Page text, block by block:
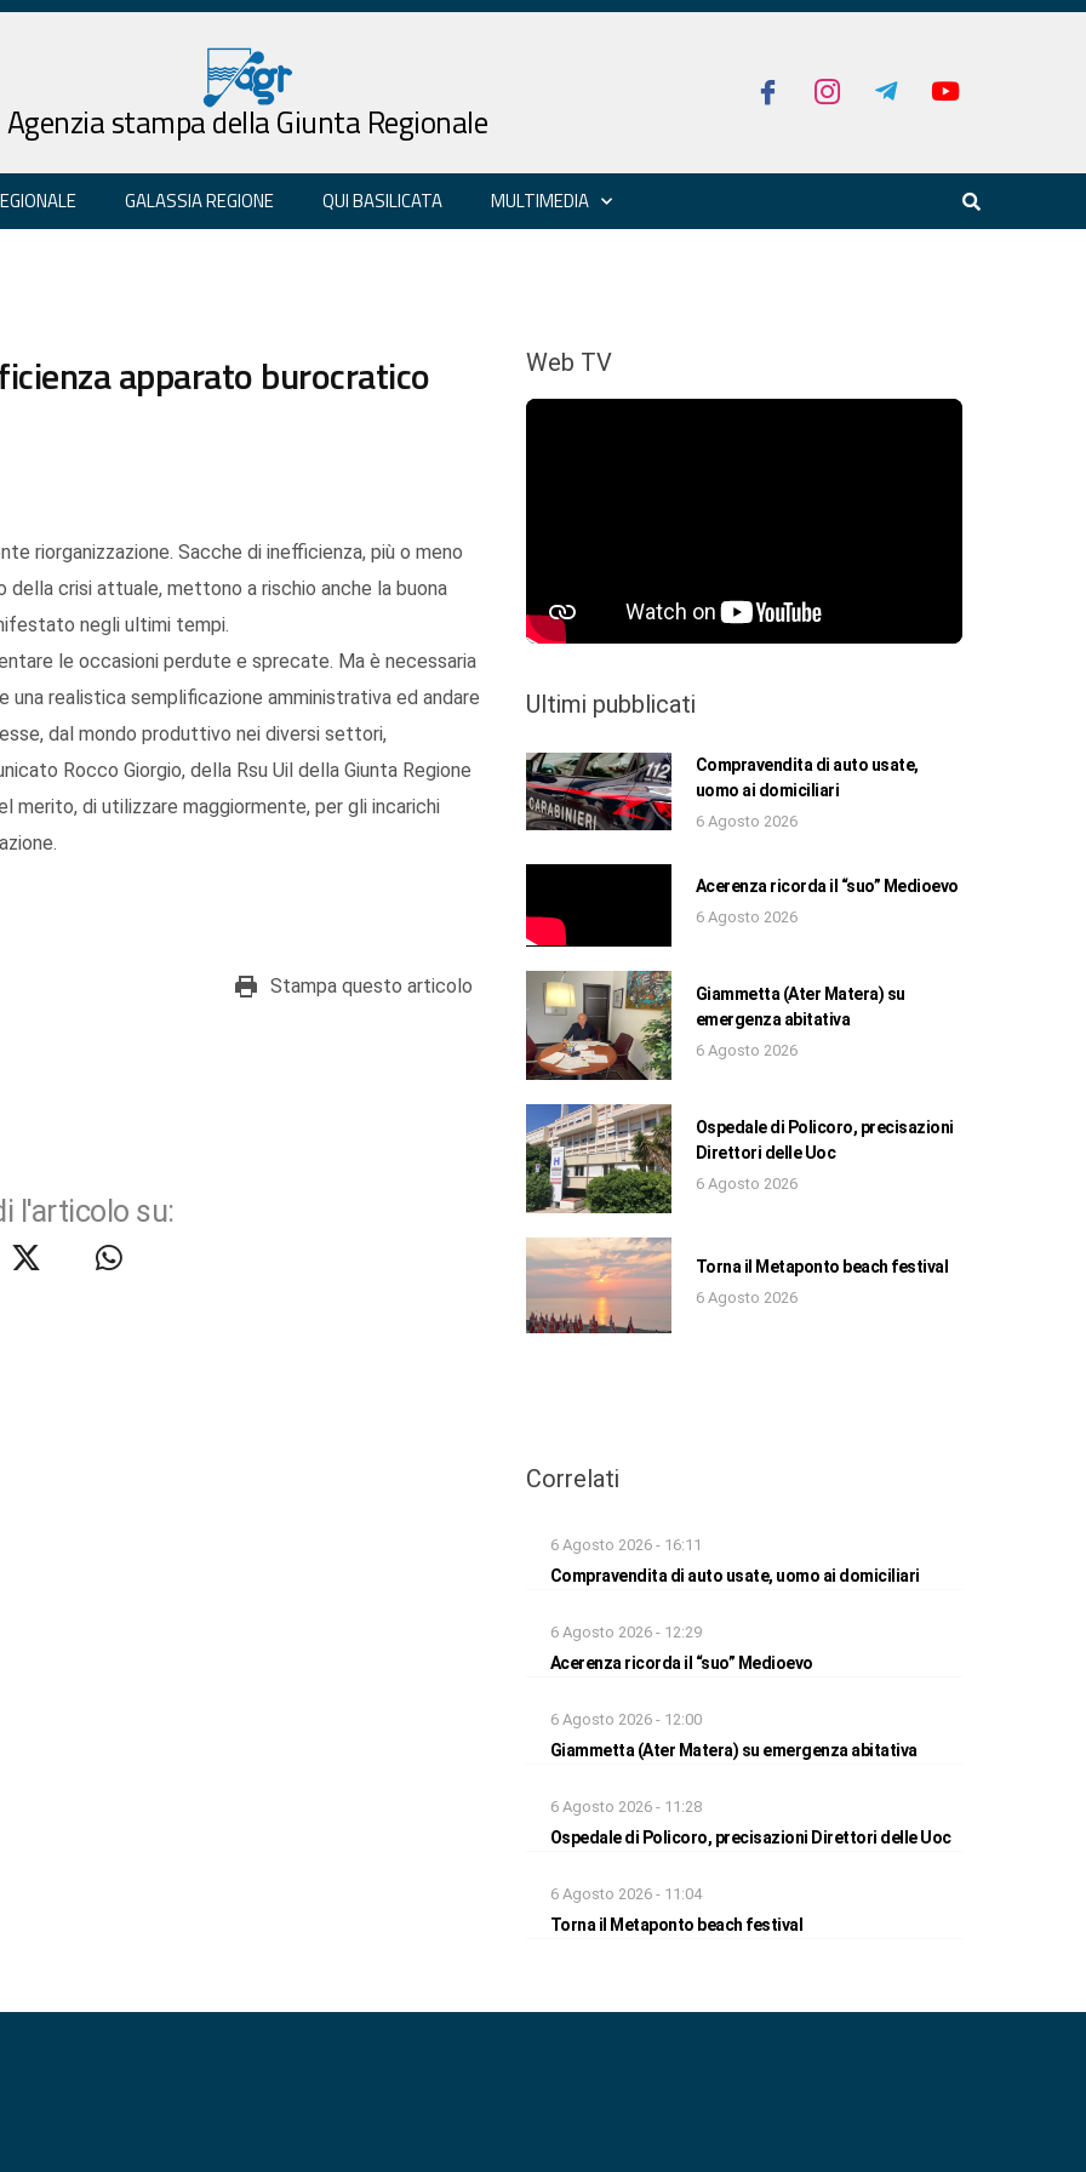
Agenzia stampa della Giunta Regionale
GALASSIA REGIONE QUI BASILICATA MULTIMEDIA
apparato burocratico
riorganizzazione. Sacche di inefficienza, più o meno
crisi attuale, mettono a rischio anche la buona
negli ultimi tempi.
le occasioni perdute e sprecate. Ma è necessaria
una realistica semplificazione amministrativa ed andare
dal mondo produttivo nei diversi settori,
Rocco Giorgio, della Rsu Uil della Giunta Regione
merito, di utilizzare maggiormente, per gli incarichi
Stampa questo articolo
l'articolo su:
Web TV
Ultimi pubblicati
Compravendita di auto usate,
uomo ai domiciliari
6 Agosto 2026
Acerenza ricorda il “suo” Medioevo
6 Agosto 2026
Giammetta (Ater Matera) su
emergenza abitativa
6 Agosto 2026
Ospedale di Policoro, precisazioni
Direttori delle Uoc
6 Agosto 2026
Torna il Metaponto beach festival
6 Agosto 2026
Correlati
6 Agosto 2026 - 16:11
Compravendita di auto usate, uomo ai domiciliari
6 Agosto 2026 - 12:29
Acerenza ricorda il “suo” Medioevo
6 Agosto 2026 - 12:00
Giammetta (Ater Matera) su emergenza abitativa
6 Agosto 2026 - 11:28
Ospedale di Policoro, precisazioni Direttori delle Uoc
6 Agosto 2026 - 11:04
Torna il Metaponto beach festival